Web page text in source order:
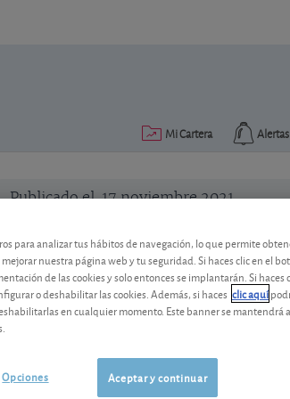
Alertas
Mi Cartera
Publicado el 17 noviembre 2021
Duro Felguera recibe la
La SEPI aprueba el plan de viabilidad
para analizar tus hábitos de navegación, lo que permite
nuestra página web y tu seguridad. Si haces clic en el
de las cookies y solo entonces se implantarán. Si haces
o deshabilitar las cookies. Además, si haces clic aquí
en cualquier momento. Este banner se mantendrá
Aceptar y continuar
Opciones